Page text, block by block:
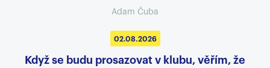
Adam Čuba
02.08.2026
Když se budu prosazovat v klubu, věřím, že